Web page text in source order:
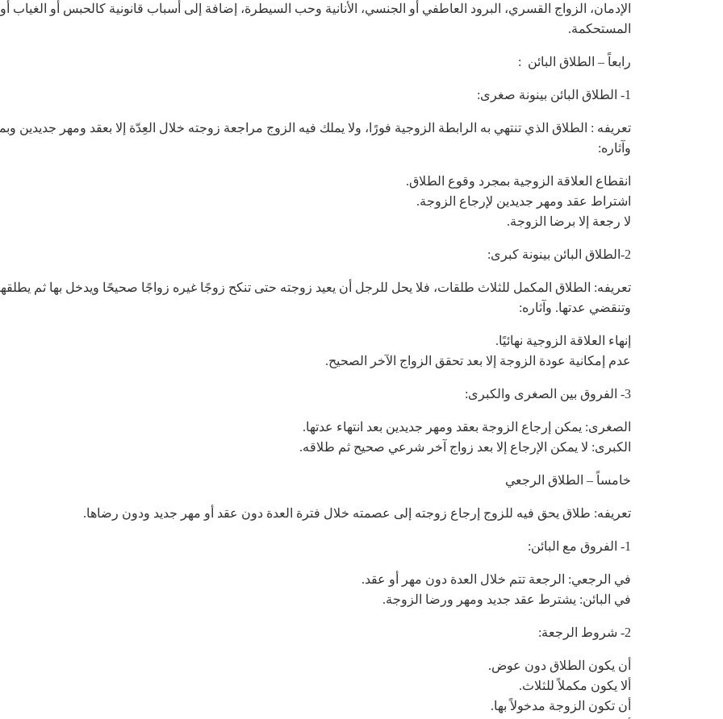
الإدمان، الزواج القسري، البرود العاطفي أو الجنسي، الأنانية وحب السيطرة، إضافة إلى أسباب قانونية كالحبس أو الغياب
المستحكمة.
رابعاً – الطلاق البائن :
1- الطلاق البائن بينونة صغرى:
تعريفه : الطلاق الذي تنتهي به الرابطة الزوجية فورًا، ولا يملك فيه الزوج مراجعة زوجته خلال العِدّة إلا بعقد ومهر جديدين
وآثاره:
انقطاع العلاقة الزوجية بمجرد وقوع الطلاق.
اشتراط عقد ومهر جديدين لإرجاع الزوجة.
لا رجعة إلا برضا الزوجة.
2-الطلاق البائن بينونة كبرى:
تعريفه: الطلاق المكمل للثلاث طلقات، فلا يحل للرجل أن يعيد زوجته حتى تنكح زوجًا غيره زواجًا صحيحًا ويدخل بها ثم
وتنقضي عدتها. وآثاره:
إنهاء العلاقة الزوجية نهائيًا.
عدم إمكانية عودة الزوجة إلا بعد تحقق الزواج الآخر الصحيح.
3- الفروق بين الصغرى والكبرى:
الصغرى: يمكن إرجاع الزوجة بعقد ومهر جديدين بعد انتهاء عدتها.
الكبرى: لا يمكن الإرجاع إلا بعد زواج آخر شرعي صحيح ثم طلاقه.
خامساً – الطلاق الرجعي
تعريفه: طلاق يحق فيه للزوج إرجاع زوجته إلى عصمته خلال فترة العدة دون عقد أو مهر جديد ودون رضاها.
1- الفروق مع البائن:
في الرجعي: الرجعة تتم خلال العدة دون مهر أو عقد.
في البائن: يشترط عقد جديد ومهر ورضا الزوجة.
2- شروط الرجعة:
أن يكون الطلاق دون عوض.
ألا يكون مكملاً للثلاث.
أن تكون الزوجة مدخولاً بها.